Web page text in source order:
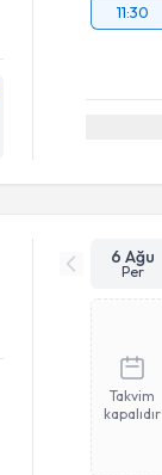
11:30
6 Ağu
Per
Takvim
kapalıdır